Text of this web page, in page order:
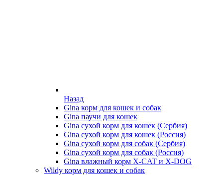
Назад
Gina корм для кошек и собак
Gina паучи для кошек
Gina сухой корм для кошек (Сербия)
Gina сухой корм для кошек (Россия)
Gina сухой корм для собак (Сербия)
Gina сухой корм для собак (Россия)
Gina влажный корм X-CAT и X-DOG
Wildy корм для кошек и собак